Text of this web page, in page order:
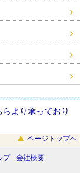
より承っており
ページトップへ
プ 会社概要